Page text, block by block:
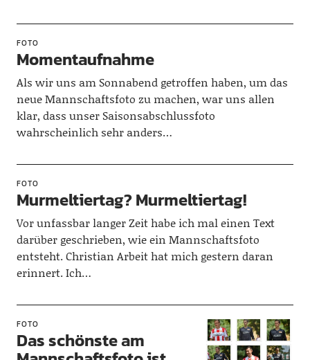
FOTO
Momentaufnahme
Als wir uns am Sonnabend getroffen haben, um das
neue Mannschaftsfoto zu machen, war uns allen
klar, dass unser Saisonsabschlussfoto
wahrscheinlich sehr anders…
FOTO
Murmeltiertag? Murmeltiertag!
Vor unfassbar langer Zeit habe ich mal einen Text
darüber geschrieben, wie ein Mannschaftsfoto
entsteht. Christian Arbeit hat mich gestern daran
erinnert. Ich…
FOTO
Das schönste am